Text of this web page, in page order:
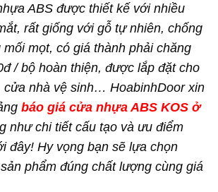
ABS được thiết kế với nhiều
rất giống với gỗ tự nhiên, chống
mọt, có giá thành phải chăng
/ bộ hoàn thiện, được lắp đặt cho
cửa nhà vệ sinh… HoabinhDoor xin
báo giá cửa nhựa ABS KOS ở
như chi tiết cấu tạo và ưu điểm
đây! Hy vọng bạn sẽ lựa chọn
phẩm đúng chất lượng cùng giá